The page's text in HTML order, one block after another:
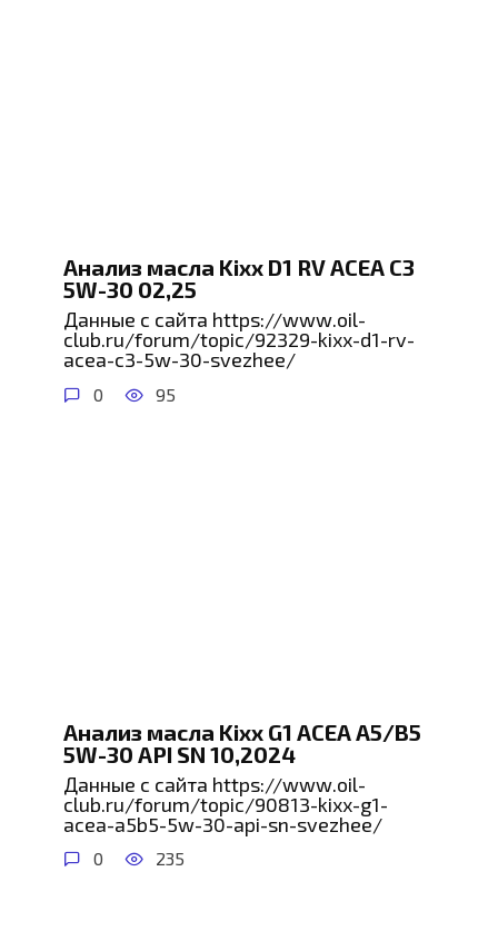
Анализ масла Kixx D1 RV ACEA C3
5W-30 02,25
Данные с сайта https://www.oil-
club.ru/forum/topic/92329-kixx-d1-rv-
acea-c3-5w-30-svezhee/
0 95
Анализ масла Kixx G1 ACEA A5/B5
5W-30 API SN 10,2024
Данные с сайта https://www.oil-
club.ru/forum/topic/90813-kixx-g1-
acea-a5b5-5w-30-api-sn-svezhee/
0 235